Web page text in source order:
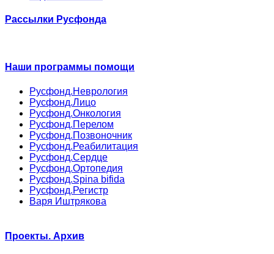
Рассылки Русфонда
Наши программы помощи
Русфонд.Неврология
Русфонд.Лицо
Русфонд.Онкология
Русфонд.Перелом
Русфонд.Позвоночник
Русфонд.Реабилитация
Русфонд.Сердце
Русфонд.Ортопедия
Русфонд.Spina bifida
Русфонд.Регистр
Варя Иштрякова
Проекты. Архив